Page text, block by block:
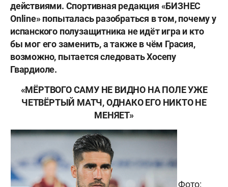
действиями. Спортивная редакция «БИЗНЕС
Online» попыталась разобраться в том, почему у
испанского полузащитника не идёт игра и кто
бы мог его заменить, а также в чём Грасия,
возможно, пытается следовать Хосепу
Гвардиоле.
«МЁРТВОГО САМУ НЕ ВИДНО НА ПОЛЕ УЖЕ
ЧЕТВЁРТЫЙ МАТЧ, ОДНАКО ЕГО НИКТО НЕ
МЕНЯЕТ»
Фото: